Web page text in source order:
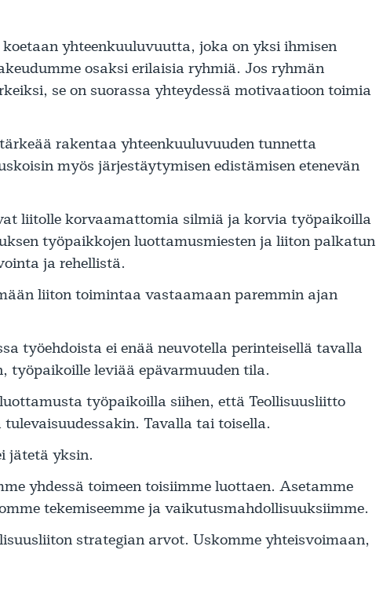
yhteenkuuluvuutta, joka on yksi ihmisen
osaksi erilaisia ryhmiä. Jos ryhmän
se on suorassa yhteydessä motivaatioon toimia
rakentaa yhteenkuuluvuuden tunnetta
myös järjestäytymisen edistämisen etenevän
liitolle korvaamattomia silmiä ja korvia työpaikoilla
työpaikkojen luottamusmiesten ja liiton palkatun
ja rehellistä.
liiton toimintaa vastaamaan paremmin ajan
työehdoista ei enää neuvotella perinteisellä tavalla
työpaikoille leviää epävarmuuden tila.
työpaikoilla siihen, että Teollisuusliitto
Tavalla tai toisella.
jätetä yksin.
yhdessä toimeen toisiimme luottaen. Asetamme
tekemiseemme ja vaikutusmahdollisuuksiimme.
strategian arvot. Uskomme yhteisvoimaan,